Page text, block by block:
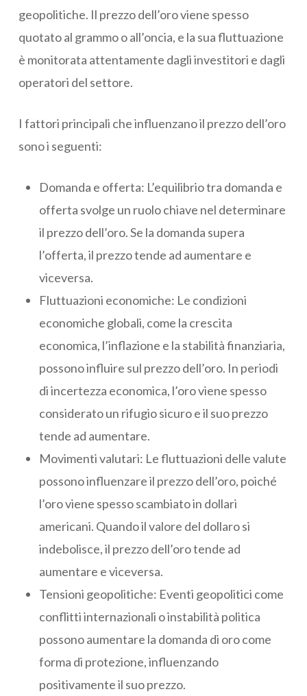
geopolitiche. Il prezzo dell’oro viene spesso
quotato al grammo o all’oncia, e la sua fluttuazione
è monitorata attentamente dagli investitori e dagli
operatori del settore.
I fattori principali che influenzano il prezzo dell’oro
sono i seguenti:
Domanda e offerta: L’equilibrio tra domanda e
offerta svolge un ruolo chiave nel determinare
il prezzo dell’oro. Se la domanda supera
l’offerta, il prezzo tende ad aumentare e
viceversa.
Fluttuazioni economiche: Le condizioni
economiche globali, come la crescita
economica, l’inflazione e la stabilità finanziaria,
possono influire sul prezzo dell’oro. In periodi
di incertezza economica, l’oro viene spesso
considerato un rifugio sicuro e il suo prezzo
tende ad aumentare.
Movimenti valutari: Le fluttuazioni delle valute
possono influenzare il prezzo dell’oro, poiché
l’oro viene spesso scambiato in dollari
americani. Quando il valore del dollaro si
indebolisce, il prezzo dell’oro tende ad
aumentare e viceversa.
Tensioni geopolitiche: Eventi geopolitici come
conflitti internazionali o instabilità politica
possono aumentare la domanda di oro come
forma di protezione, influenzando
positivamente il suo prezzo.